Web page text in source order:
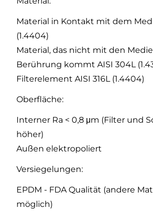
Material in Kontakt mit dem
(1.4404)
Material, das nicht mit den
Berührung kommt AISI 304L
Filterelement AISI 316L (1.4404)
Oberfläche:
Interner Ra < 0,8 μm (Filter und
höher)
Außen elektropoliert
Versiegelungen:
EPDM - FDA Qualität (andere
möglich)